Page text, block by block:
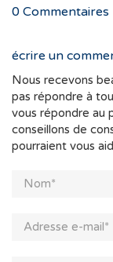
0 Commentaires
écrire un
Nous recevons
pas répondre à
vous répondre au
conseillons de
pourraient vous